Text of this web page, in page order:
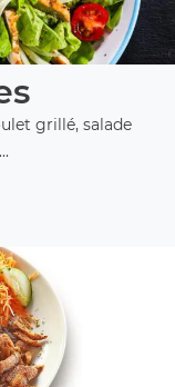
grillé, salade